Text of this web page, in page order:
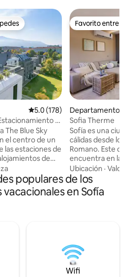
entre huéspedes
Calificación promedio: 5.0 de
5.0 (178)
•
The Blue Sky
el centro de un
las estaciones de
equipados
➤ Recámara
¡Estás de
Favorito entre
Favorito entre
Departamento en
Sofia Therme
Sofía es una
cálidas desde los
Romano. Este
encuentra en la
antiguas ruinas
justo en medio
superior moderno. Mi apartamento
a poca distancia a
diseño de
lugar lleno de
modernos de
Ubicación ·Valor
populares de los
en Sofía
Wifi